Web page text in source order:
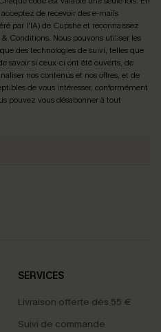
de recevoir des e-mails
par l'IA) de Cupshe et reconnaissez
& Conditions. Nous pouvons utiliser les
des technologies de suivi, telles que
savoir si ceux-ci ont été ouverts, de
nos contenus et nos offres, et de
de vous intéresser, conformément
pouvez vous désabonner à tout
SERVICES
Livraison offerte dès 55 €
Suivi de commande